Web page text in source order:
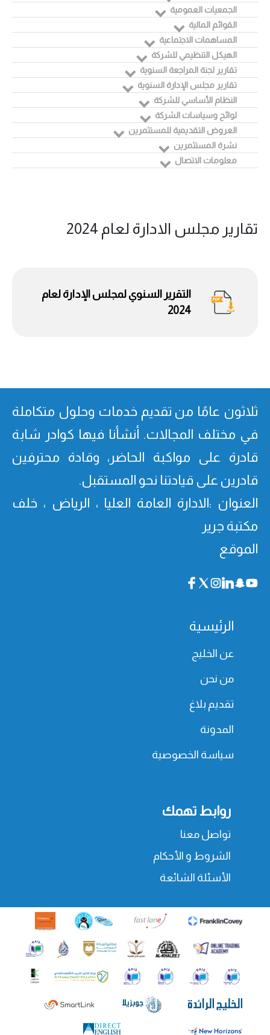
تقارير مجلس الادارة لعام 2024
التقرير السنوي لمجلس الإدارة لعام
2024
الجمعيات العمومية
القوائم المالية
المساهمات الاجتماعية
الهيكل التنظيمي للشركة
تقارير لجنة المراجعة السنوية
تقارير مجلس الإدارة السنوية
النظام الأساسي للشركة
لوائح وسياسات الشركة
العروض التقديمية للمستثمرين
نشرة المستثمرين
معلومات الاتصال
ثلاثون عامًا من تقدیم خدمات وحلول متكاملة
في مختلف المجالات. أنشأنا فیھا كوادر شابة
قادرة على مواكبة الحاضر، وقادة محترفین
قادرین على قیادتنا نحو المستقبل.
العنوان :الادارة العامة العليا ، الرياض ، خلف
مكتبة جرير
الموقع
الرئيسية
عن الخليج
من نحن
تقديم بلاغ
المدونة
سياسة الخصوصية
روابط تهمك
تواصل معنا
الشروط و الأحكام
الأسئلة الشائعة